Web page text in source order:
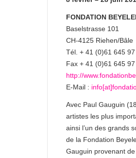
FONDATION
Baselstrasse 101
CH-4125 Riehen/Bâle
Tél. + 41 (0)61 645
Fax + 41 (0)61 645 97
http://
E-Mail :
Avec Paul Gauguin
artistes les plus
ainsi l’un des grands
de la Fondation
Gauguin provenant